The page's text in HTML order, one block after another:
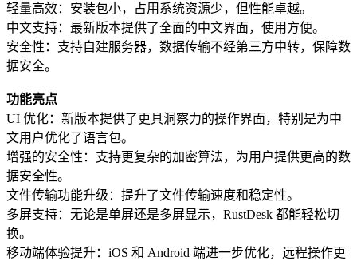
轻量高效：安装包小，占用系统资源少，但性能卓越。
中文支持：最新版本提供了全面的中文界面，使用方便。
安全性：支持自建服务器，数据传输不经第三方中转，保障数
据安全。
功能亮点
UI 优化：新版本提供了更具洞察力的操作界面，特别是为中
文用户优化了语言包。
增强的安全性：支持更复杂的加密算法，为用户提供更高的数
据安全性。
文件传输功能升级：提升了文件传输速度和稳定性。
多屏支持：无论是单屏还是多屏显示，RustDesk 都能轻松切
换。
移动端体验提升：iOS 和 Android 端进一步优化，远程操作更